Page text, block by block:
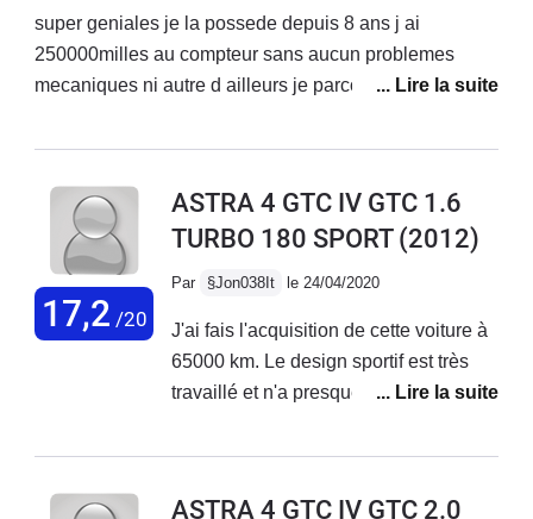
super geniales je la possede depuis 8 ans j ai
250000milles au compteur sans aucun problemes
mecaniques ni autre d ailleurs je parcours 100km par
est correct sauf si on joue un peu avec mais normale
faible l eclairages la nuit et le confort sur grand trajet un
peu raide pour un vieux comme moi mdr
17,2 /20
ASTRA 4 GTC IV GTC 1.6
TURBO 180 SPORT(2012)
Par §Jon038It le 24/04/2020
J'ai fais l'acquisition de cette voiture à
65000 km. Le design sportif est très
travaillé et n'a presque rien à voir avec
sont géantes et couplé avec la faible
ASTRA 4 GTC IV GTC 2.0